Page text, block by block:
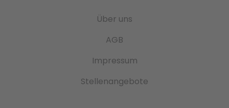
Über uns
AGB
Impressum
Stellenangebote